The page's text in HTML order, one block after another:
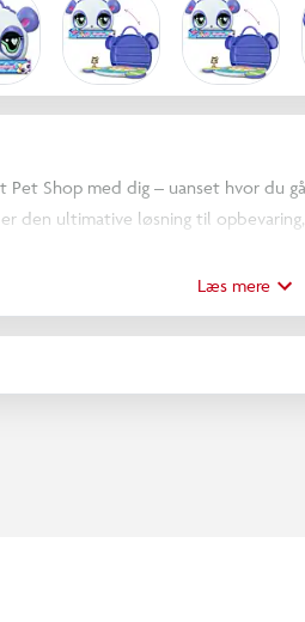
Pet Shop med dig – uanset hvor du
den ultimative løsning til
udfoldelig legemåtte, så dine
1 eksklusivt vippe-kæledyr – den
Læs mere